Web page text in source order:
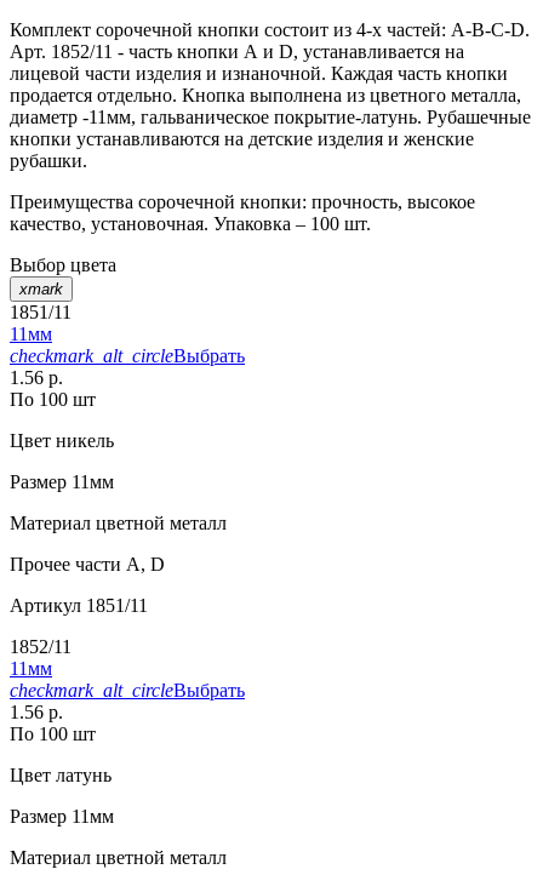
Комплект сорочечной кнопки состоит из 4-х частей: А-В-С-D.
Арт. 1852/11 - часть кнопки А и D, устанавливается на
лицевой части изделия и изнаночной. Каждая часть кнопки
продается отдельно. Кнопка выполнена из цветного металла,
диаметр -11мм, гальваническое покрытие-латунь. Рубашечные
кнопки устанавливаются на детские изделия и женские
рубашки.
Преимущества сорочечной кнопки: прочность, высокое
качество, установочная. Упаковка – 100 шт.
Выбор цвета
xmark
1851/11
11мм
checkmark_alt_circleВыбрать
1.56 р.
По 100 шт
Цвет никель
Размер 11мм
Материал цветной металл
Прочее части А, D
Артикул 1851/11
1852/11
11мм
checkmark_alt_circleВыбрать
1.56 р.
По 100 шт
Цвет латунь
Размер 11мм
Материал цветной металл